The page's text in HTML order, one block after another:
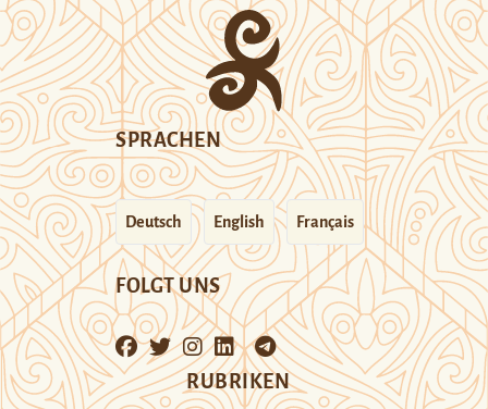
SPRACHEN
Deutsch English Français
FOLGT UNS
RUBRIKEN